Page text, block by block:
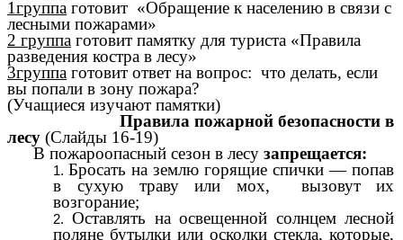
1группа готовит «Обращение к населению в связи с
лесными пожарами»
2 группа готовит памятку для туриста «Правила
разведения костра в лесу»
3группа готовит ответ на вопрос: что делать, если
вы попали в зону пожара?
(Учащиеся изучают памятки)
Правила пожарной безопасности в
лесу (Слайды 16-19)
В пожароопасный сезон в лесу запрещается:
Бросать на землю горящие спички — попав
в сухую траву или мох, вызовут их
возгорание;
Оставлять на освещенной солнцем лесной
поляне бутылки или осколки стекла, которые,